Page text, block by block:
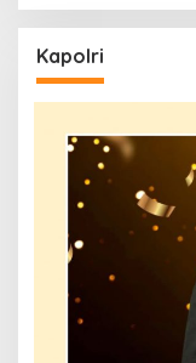
Kapolri